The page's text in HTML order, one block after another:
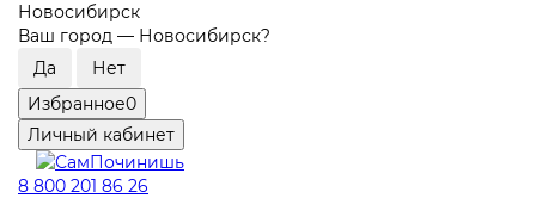
Новосибирск
Ваш город — Новосибирск?
Избранное0
Личный кабинет
8 800 201 86 26